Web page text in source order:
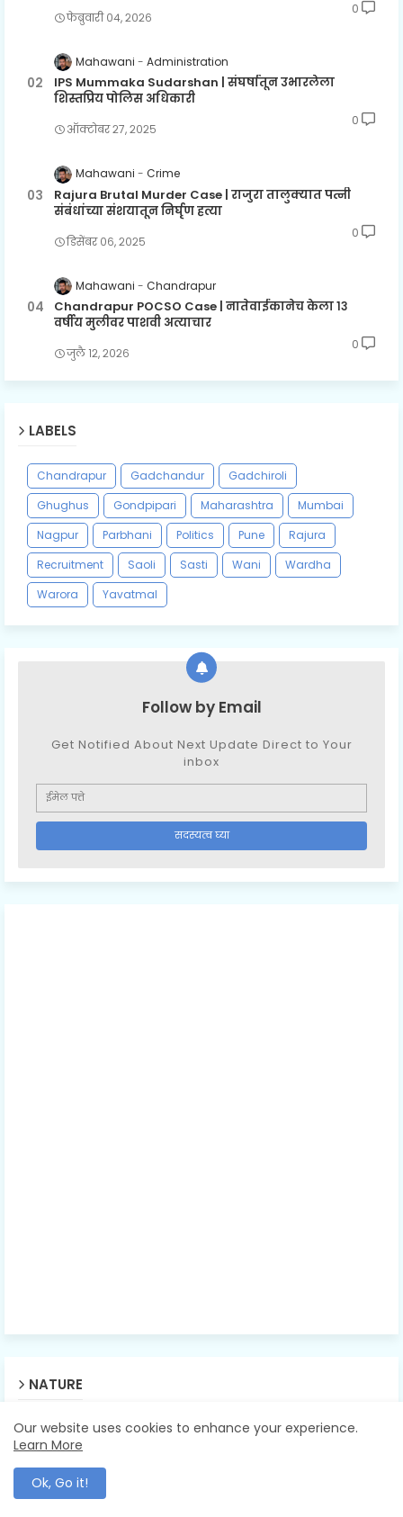
फेब्रुवारी ०४, २०२६
0
Mahawani Administration
IPS Mummaka Sudarshan | संघर्षातून उभारलेला
शिस्तप्रिय पोलिस अधिकारी
ऑक्टोबर २७, २०२५
0
Mahawani Crime
Rajura Brutal Murder Case | राजुरा तालुक्यात पत्नी
संबंधांच्या संशयातून निर्घृण हत्या
डिसेंबर ०६, २०२५
0
Mahawani Chandrapur
Chandrapur POCSO Case | नातेवाईकानेच केला १३
वर्षीय मुलीवर पाशवी अत्याचार
जुलै १२, २०२६
0
LABELS
Chandrapur Gadchandur
Gadchiroli
Ghughus
Gondpipari Maharashtra
Mumbai
Nagpur
Parbhani Politics Pune
Rajura
Recruitment
Saoli Sasti Wani
Wardha
Warora
Yavatmal
Follow by Email
Get Notified About Next Update Direct to Your
inbox
NATURE
Our website uses cookies to enhance your experience.
Learn More
Ok, Go it!